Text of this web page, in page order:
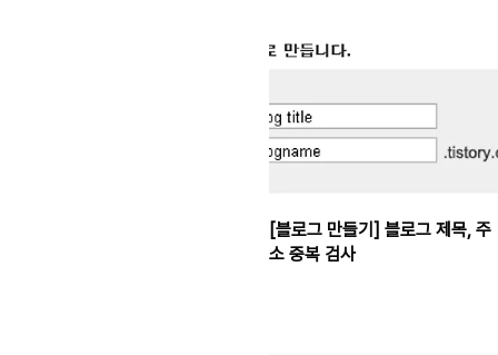
[블로그 만들기] 블로그 제목, 주
소 중복 검사